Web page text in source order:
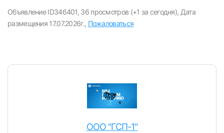
вакансии с контактами и оставлять отклики
E-mail или Телефон
Объявление ID346401, 36 просмотров (+1 за сегодня), Дата
размещения 17.07.2026г., Пожаловаться
ООО "ГСП-1"